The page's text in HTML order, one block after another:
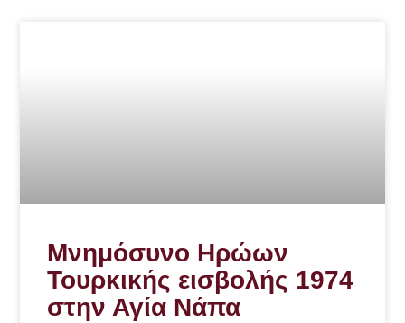
Μνημόσυνο Ηρώων
Τουρκικής εισβολής 1974
στην Αγία Νάπα